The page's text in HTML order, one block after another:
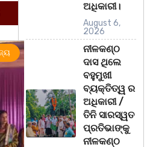
ରାଜ୍ୟ
ଅଧିକାରୀ।
August 6,
2026
ନୀଳକଣ୍ଠ
ଦାସ ଥିଲେ
ବହୁମୁଖୀ
ବ୍ୟକ୍ତିତ୍ୱ ର
ଅଧିକାରୀ /
ତିନି ସାରସ୍ୱତ
ପ୍ରତିଭାଙ୍କୁ
ନୀଳକଣ୍ଠ